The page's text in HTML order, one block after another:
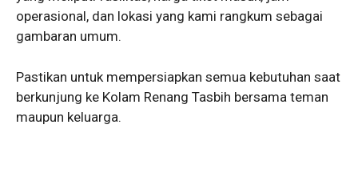
operasional, dan lokasi yang kami rangkum sebagai
gambaran umum.
Pastikan untuk mempersiapkan semua kebutuhan saat
berkunjung ke Kolam Renang Tasbih bersama teman
maupun keluarga.